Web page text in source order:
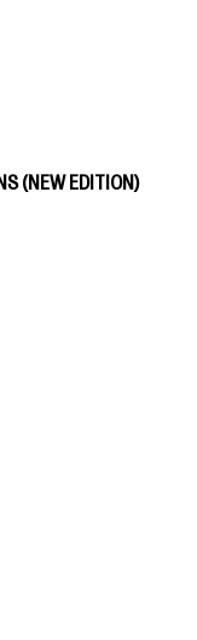
(NEW EDITION)